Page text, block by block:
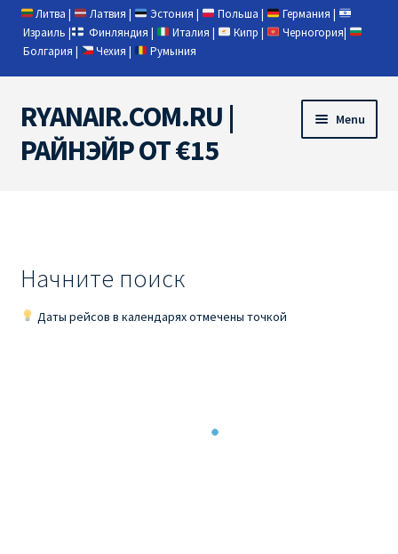
Литва | Латвия | Эстония | Польша | Германия |
Израиль | Финляндия | Италия | Кипр | Черногория|
Болгария | Чехия | Румыния
Skip
to
navigation
Skip
to
content
RYANAIR.COM.RU |
РАЙНЭЙР ОТ €15
Menu
RYANAIR PL ОТ € 9
Начните поиск
Даты рейсов в календарях отмечены точкой